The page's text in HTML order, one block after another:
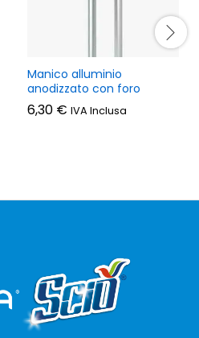
Manico alluminio
anodizzato con foro
6,30 € IVA Inclusa